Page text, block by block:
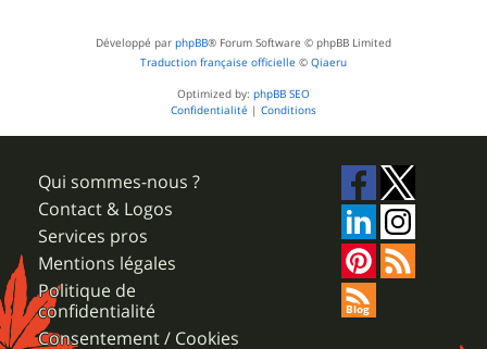
Développé par phpBB® Forum Software © phpBB Limited
Traduction française officielle © Qiaeru
Optimized by: phpBB SEO
Confidentialité | Conditions
Qui sommes-nous ?
Contact & Logos
Services pros
Mentions légales
Politique de
confidentialité
Consentement / Cookies